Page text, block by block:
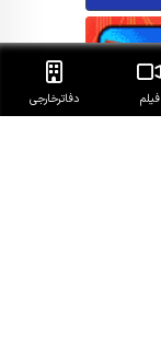
فیلم دفاتر‌خارجی